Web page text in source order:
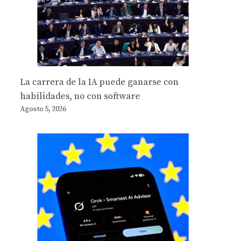
La carrera de la IA puede ganarse con
habilidades, no con software
Agosto 5, 2026